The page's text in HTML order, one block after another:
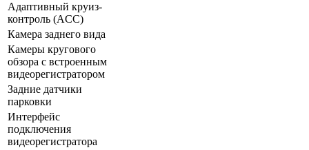
Адаптивный круиз-
контроль (ACC)
Камера заднего вида
Камеры кругового
обзора с встроенным
видеорегистратором
Задние датчики
парковки
Интерфейс
подключения
видеорегистратора